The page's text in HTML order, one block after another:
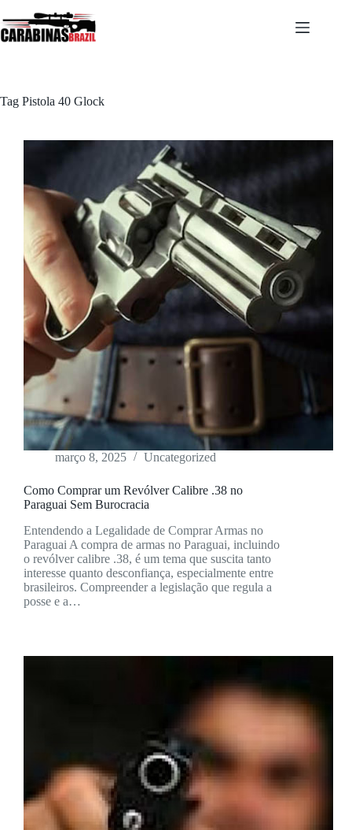
para
o
Tag Pistola 40 Glock
março 8, 2025 Uncategorized
Como Comprar um Revólver Calibre .38 no
Paraguai Sem Burocracia
Entendendo a Legalidade de Comprar Armas no
Paraguai A compra de armas no Paraguai, incluindo
o revólver calibre .38, é um tema que suscita tanto
interesse quanto desconfiança, especialmente entre
brasileiros. Compreender a legislação que regula a
posse e a…